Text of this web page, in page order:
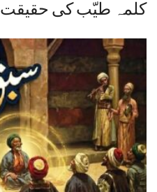
کلمہ طیّب کی حقیقت Kalma Tayyab Ki Haqeeqat